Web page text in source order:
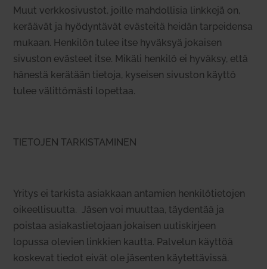
Muut verk­ko­si­vustot, joille mah­dol­lisia linkkejä on,
keräävät ja hyö­dyn­tävät eväs­teitä heidän tar­pei­densa
mukaan. Hen­kilön tulee itse hyväksyä jokaisen
sivuston evästeet itse. Mikäli henkilö ei hyväksy, että
hänestä kerätään tietoja, kyseisen sivuston käyttö
tulee välit­tö­mästi lopettaa.
TIETOJEN TARKISTAMINEN
Yritys ei tar­kista asiakkaan antamien hen­ki­lö­tie­tojen
oikeel­li­suutta. Jäsen voi muuttaa, täy­dentää ja
poistaa asia­kas­tie­tojaan jokaisen uutis­kirjeen
lopussa olevien linkkien kautta. Pal­velun käyttöä
kos­kevat tiedot eivät ole jäsenten käy­tet­tä­vissä.